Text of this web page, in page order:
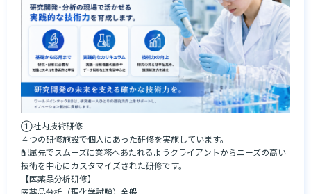
➀社内技術研修
４つの研修施設で個人にあった研修を実施しています。
配属先でスムーズに業務へあたれるようクライアントからニーズの高い
技術を中心にカスタマイズされた研修です。
【医薬品分析研修】